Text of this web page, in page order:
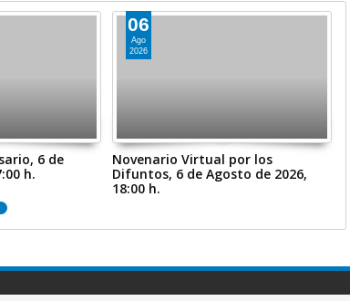
6 de
h.
06
Ago
2026
Novenario Virtual por los
Difuntos, 6 de Agosto de 2026,
18:00 h.